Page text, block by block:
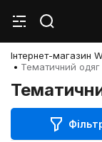
Інтернет-магазин
Тематичний